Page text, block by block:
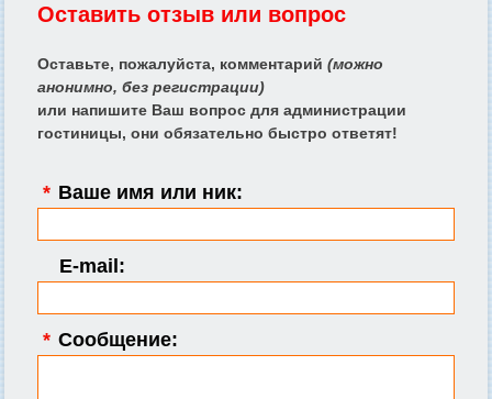
Оставить отзыв или вопрос
Оставьте, пожалуйста, комментарий (можно
анонимно, без регистрации)
или напишите Ваш вопрос для администрации
гостиницы, они обязательно быстро ответят!
* Ваше имя или ник:
E-mail:
* Сообщение: